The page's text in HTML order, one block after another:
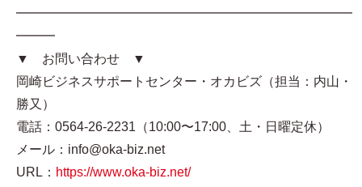
━━━━━━━━━━━━━━━━━━━━━━━━━━
━━━
▼ お問い合わせ ▼
岡崎ビジネスサポートセンター・オカビズ（担当：内山・
勝又）
電話：0564-26-2231（10:00〜17:00、土・日曜定休）
メール：info@oka-biz.net
URL： https://www.oka-biz.net/